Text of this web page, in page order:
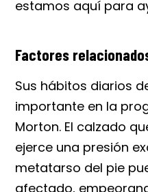
estamos aquí para
Factores
Sus hábitos diarios
importante en la
Morton. El calzado
ejerce una presión
metatarso del pie
afectado,